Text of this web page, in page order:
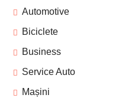
Automotive
Biciclete
Business
Service Auto
Mașini